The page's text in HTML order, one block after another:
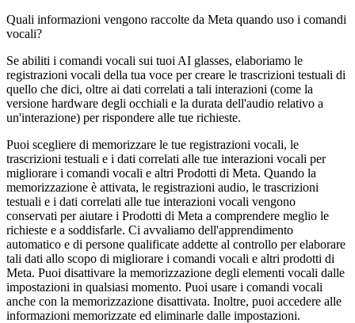
Quali informazioni vengono raccolte da Meta quando uso i comandi
vocali?
Se abiliti i comandi vocali sui tuoi AI glasses, elaboriamo le
registrazioni vocali della tua voce per creare le trascrizioni testuali di
quello che dici, oltre ai dati correlati a tali interazioni (come la
versione hardware degli occhiali e la durata dell'audio relativo a
un'interazione) per rispondere alle tue richieste.
Puoi scegliere di memorizzare le tue registrazioni vocali, le
trascrizioni testuali e i dati correlati alle tue interazioni vocali per
migliorare i comandi vocali e altri Prodotti di Meta. Quando la
memorizzazione è attivata, le registrazioni audio, le trascrizioni
testuali e i dati correlati alle tue interazioni vocali vengono
conservati per aiutare i Prodotti di Meta a comprendere meglio le
richieste e a soddisfarle. Ci avvaliamo dell'apprendimento
automatico e di persone qualificate addette al controllo per elaborare
tali dati allo scopo di migliorare i comandi vocali e altri prodotti di
Meta. Puoi disattivare la memorizzazione degli elementi vocali dalle
impostazioni in qualsiasi momento. Puoi usare i comandi vocali
anche con la memorizzazione disattivata. Inoltre, puoi accedere alle
informazioni memorizzate ed eliminarle dalle impostazioni.